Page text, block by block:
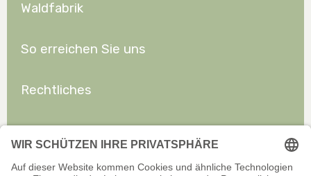
Waldfabrik
So erreichen Sie uns
Rechtliches